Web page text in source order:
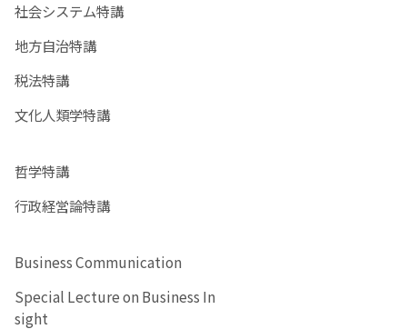
社会システム特講
地方自治特講
税法特講
文化人類学特講
哲学特講
行政経営論特講
Business Communication
Special Lecture on Business In
sight